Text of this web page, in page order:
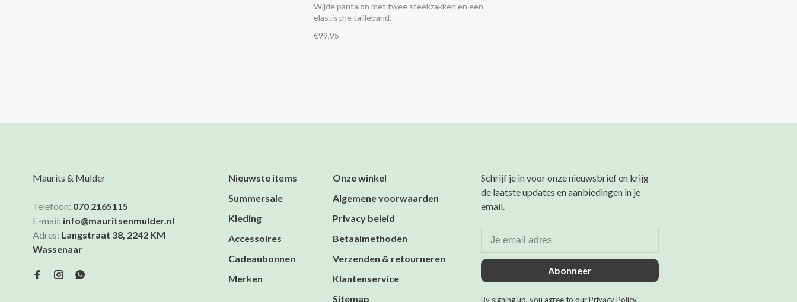
Wijde pantalon met twee steekzakken en een
elastische tailleband.
€99,95
Maurits & Mulder
Telefoon: 070 2165115
E-mail: info@mauritsenmulder.nl
Adres: Langstraat 38, 2242 KM
Wassenaar
Nieuwste items
Summersale
Kleding
Accessoires
Cadeaubonnen
Merken
Onze winkel
Algemene voorwaarden
Privacy beleid
Betaalmethoden
Verzenden & retourneren
Klantenservice
Sitemap
Schrijf je in voor onze nieuwsbrief en krijg
de laatste updates en aanbiedingen in je
email.
Abonneer
By signing up, you agree to our Privacy Policy.